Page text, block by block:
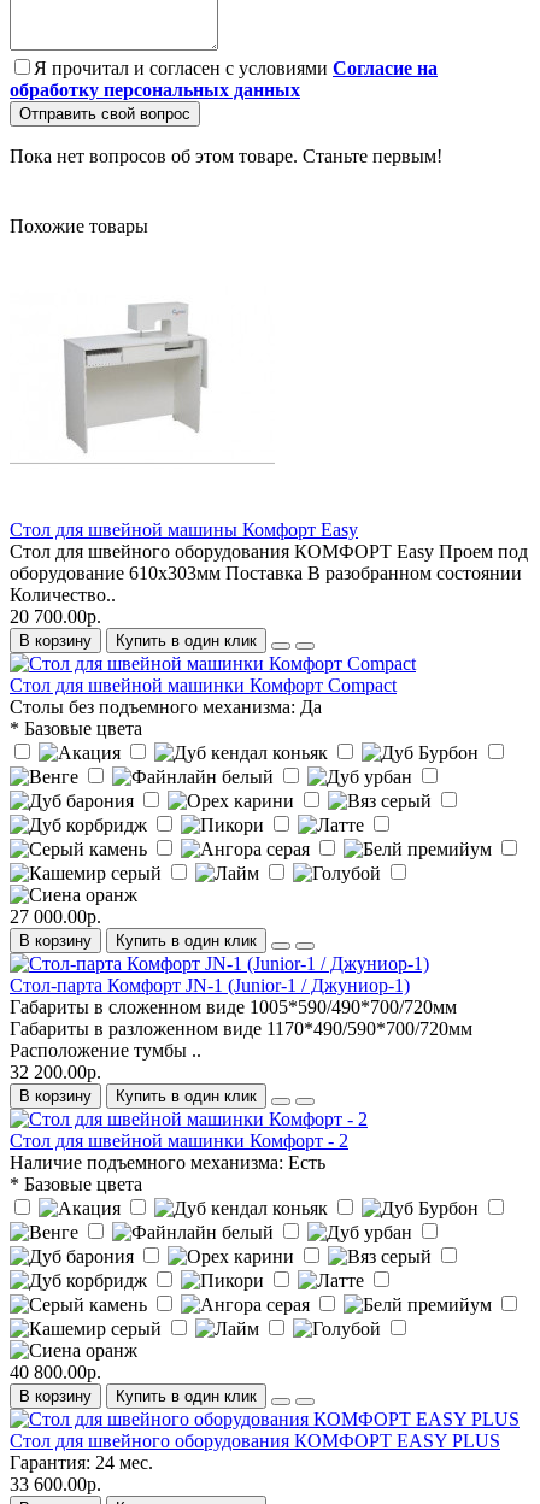
Я прочитал и согласен с условиями Согласие на
обработку персональных данных
Отправить свой вопрос
Пока нет вопросов об этом товаре. Станьте первым!
Похожие товары
Стол для швейной машины Комфорт Easy
Стол для швейного оборудования КОМФОРТ Easy Проем под
оборудование 610х303мм Поставка В разобранном состоянии
Количество..
20 700.00р.
В корзину Купить в один клик
Стол для швейной машинки Комфорт Compact
Столы без подъемного механизма: Да
* Базовые цвета
27 000.00р.
В корзину Купить в один клик
Стол-парта Комфорт JN-1 (Junior-1 / Джуниор-1)
Габариты в сложенном виде 1005*590/490*700/720мм
Габариты в разложенном виде 1170*490/590*700/720мм
Расположение тумбы ..
32 200.00р.
В корзину Купить в один клик
Стол для швейной машинки Комфорт - 2
Наличие подъемного механизма: Есть
* Базовые цвета
40 800.00р.
В корзину Купить в один клик
Стол для швейного оборудования КОМФОРТ EASY PLUS
Гарантия: 24 мес.
33 600.00р.